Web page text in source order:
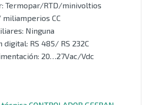
Termopar/RTD/minivoltios
miliamperios CC
Ninguna
digital: RS 485/ RS 232C
20…27Vac/Vdc